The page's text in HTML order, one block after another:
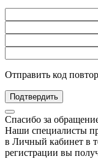
Отправить код
Подтвердить
Спасибо за
Наши специалисты
в Личный кабинет в
регистрации вы